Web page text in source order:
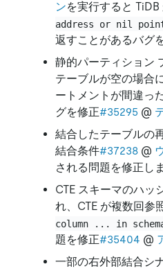
ンを実行すると TiDB
address or nil
返すことがあるバグ
静的パーティション
テーブルが空の場合
ートメントが間違っ
グを修正#35295 @
結合したテーブルの
結合条件#37238 @
される問題を修正しま
CTE スキーマのハッ
れ、CTE が複数回参
column ... in
題を修正#35404 @
一部の右外部結合シ